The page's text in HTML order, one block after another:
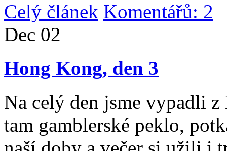
Celý článek Komentářů: 2
Dec 02
Hong Kong, den 3
Na celý den jsme vypadli
tam gamblerské peklo,